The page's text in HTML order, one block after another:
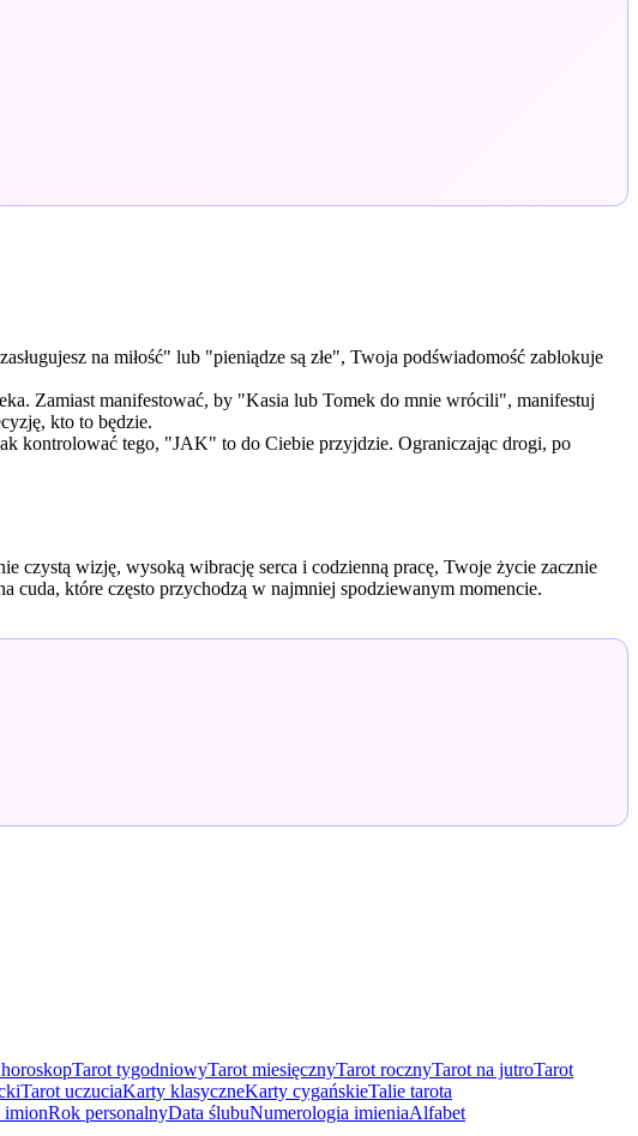
na miłość" lub "pieniądze są złe", Twoja podświadomość zablokuje
Zamiast manifestować, by "Kasia lub Tomek do mnie wrócili", manifestuj
kto to będzie.
kontrolować tego, "JAK" to do Ciebie przyjdzie. Ograniczając drogi, po
czystą wizję, wysoką wibrację serca i codzienną pracę, Twoje życie zacznie
które często przychodzą w najmniej spodziewanym momencie.
Tarot tygodniowyTarot miesięcznyTarot rocznyTarot na jutroTarot
Tarot uczuciaKarty klasyczneKarty cygańskieTalie tarota
imionRok personalnyData ślubuNumerologia imieniaAlfabet